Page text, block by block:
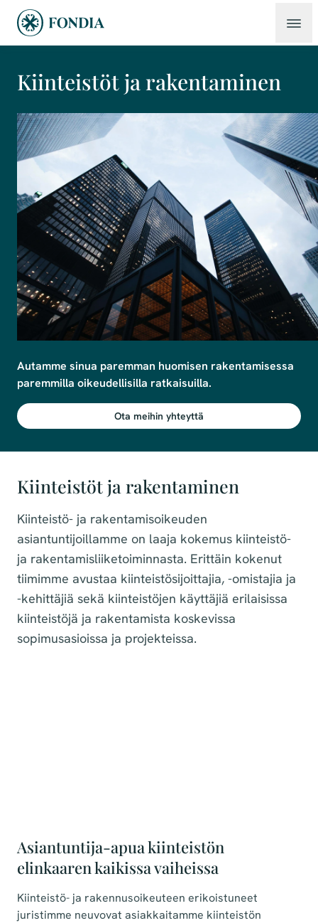
Kiinteistöt ja rakentaminen
Autamme sinua paremman huomisen rakentamisessa
paremmilla oikeudellisilla ratkaisuilla.
Ota meihin yhteyttä
Kiinteistöt ja rakentaminen
Kiinteistö- ja rakentamisoikeuden
asiantuntijoillamme on laaja kokemus kiinteistö-
ja rakentamisliiketoiminnasta. Erittäin kokenut
tiimimme avustaa kiinteistösijoittajia, -omistajia ja
-kehittäjiä sekä kiinteistöjen käyttäjiä erilaisissa
kiinteistöjä ja rakentamista koskevissa
sopimusasioissa ja projekteissa.
Asiantuntija-apua kiinteistön
elinkaaren kaikissa vaiheissa
Kiinteistö- ja rakennusoikeuteen erikoistuneet
juristimme neuvovat asiakkaitamme kiinteistön